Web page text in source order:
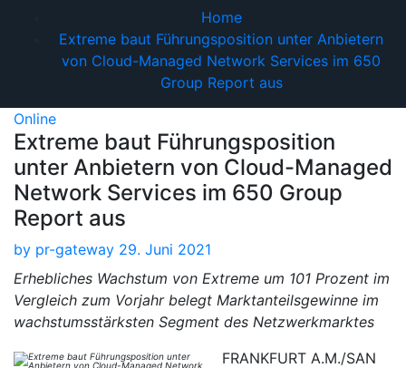
Home
Extreme baut Führungsposition unter Anbietern
von Cloud-Managed Network Services im 650
Group Report aus
Online
Extreme baut Führungsposition
unter Anbietern von Cloud-Managed
Network Services im 650 Group
Report aus
by pr-gateway 29. Juni 2021
Erhebliches Wachstum von Extreme um 101 Prozent im
Vergleich zum Vorjahr belegt Marktanteilsgewinne im
wachstumsstärksten Segment des Netzwerkmarktes
FRANKFURT A.M./SAN